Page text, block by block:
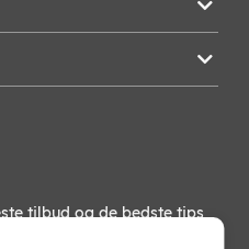
tilbud og de bedste tips